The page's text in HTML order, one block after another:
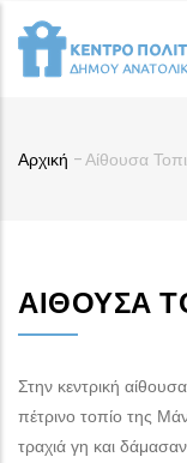
Παράκαμψη
προς
Breadcrumb
Αρχική -Αίθουσα
ΑΊΘΟΥΣΑ
Στην κεντρική
πέτρινο τοπίο της
τραχιά γη και